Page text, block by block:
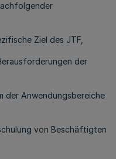
Ziel des JTF,
der
der Anwendungsbereiche
von Beschäftigten